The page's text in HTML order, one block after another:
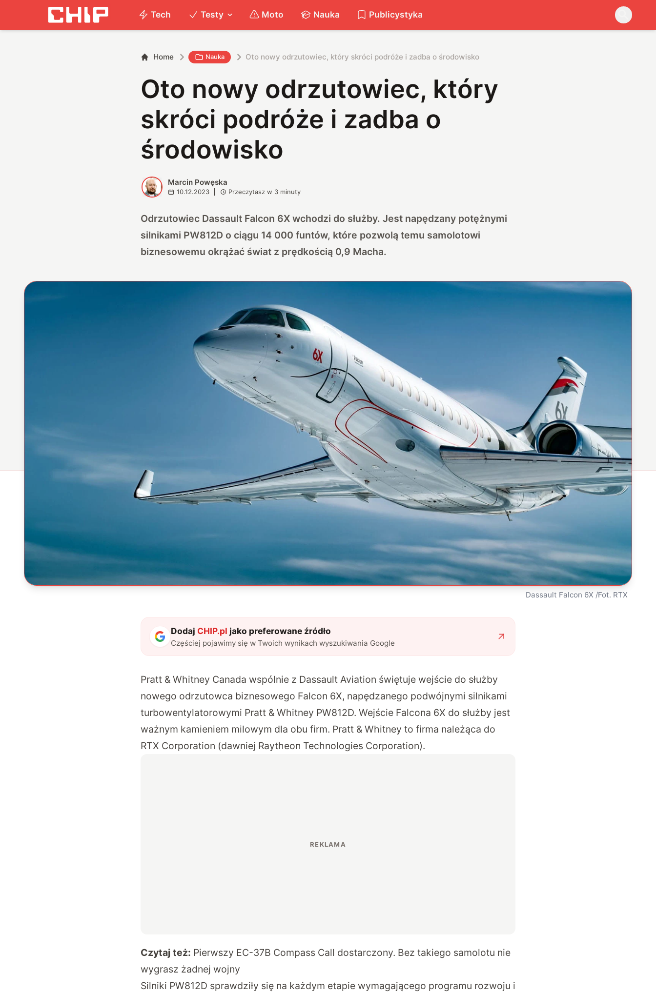
Tech Testy Moto Nauka Publicystyka
Home Nauka Oto nowy odrzutowiec, który skróci podróże i zadba o środowisko
Oto nowy odrzutowiec, który
skróci podróże i zadba o
środowisko
M Marcin Powęska
10.12.2023 Przeczytasz w 3 minuty
Odrzutowiec Dassault Falcon 6X wchodzi do służby. Jest napędzany potężnymi
silnikami PW812D o ciągu 14 000 funtów, które pozwolą temu samolotowi
biznesowemu okrążać świat z prędkością 0,9 Macha.
Dassault Falcon 6X /Fot. RTX
Dodaj CHIP.pl jako preferowane źródło
Częściej pojawimy się w Twoich wynikach wyszukiwania Google
Pratt & Whitney Canada wspólnie z Dassault Aviation świętuje wejście do służby
nowego odrzutowca biznesowego Falcon 6X, napędzanego podwójnymi silnikami
turbowentylatorowymi Pratt & Whitney PW812D. Wejście Falcona 6X do służby jest
ważnym kamieniem milowym dla obu firm. Pratt & Whitney to firma należąca do
RTX Corporation (dawniej Raytheon Technologies Corporation).
Czytaj też: Pierwszy EC-37B Compass Call dostarczony. Bez takiego samolotu nie
wygrasz żadnej wojny
Silniki PW812D sprawdziły się na każdym etapie wymagającego programu rozwoju i